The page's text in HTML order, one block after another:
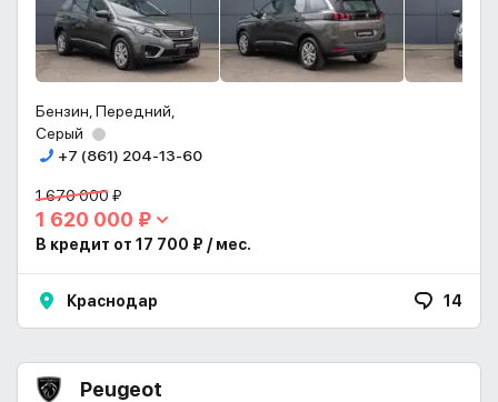
Бензин, Передний,
Серый
+7 (861) 204-13-60
1 670 000 ₽
1 620 000 ₽
В кредит от 17 700 ₽ / мес.
Краснодар 14
Peugeot